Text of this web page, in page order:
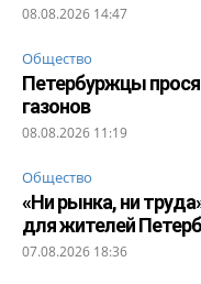
08.08.2026 14:47
Общество
Петербуржцы
газонов
08.08.2026 11:19
Общество
«Ни рынка, ни
для жителей
07.08.2026 18:36